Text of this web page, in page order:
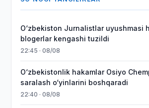
O‘zbekiston Jurnalistlar uyushmasi
blogerlar kengashi tuzildi
22:45 · 08/08
O‘zbekistonlik hakamlar Osiyo
saralash o‘yinlarini boshqaradi
22:40 · 08/08